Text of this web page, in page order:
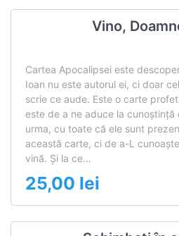
Vino,
Cartea Apocalipsei este
Ioan nu este autorul ei, ci doar
scrie ce aude. Este o carte
este de a ne aduce la cunoştinţă
urma, cu toate că ele sunt
această carte, ci de a-L
vină. Şi la ce…
25,00 lei